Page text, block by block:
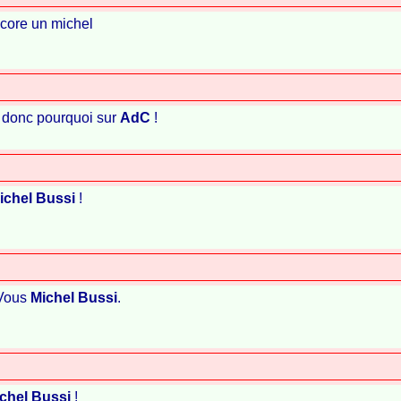
un michel
pourquoi sur AdC !
Bussi !
Michel Bussi.
Bussi !